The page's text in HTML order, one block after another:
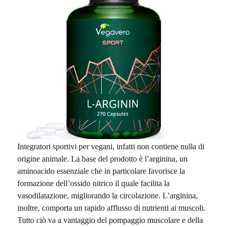
Integratori sportivi per vegani, infatti non contiene nulla di
origine animale. La base del prodotto è l’arginina, un
aminoacido essenziale che in particolare favorisce la
formazione dell’ossido nitrico il quale facilita la
vasodilatazione, migliorando la circolazione. L’arginina,
inoltre, comporta un rapido afflusso di nutrienti ai muscoli.
Tutto ciò va a vantaggio del pompaggio muscolare e della